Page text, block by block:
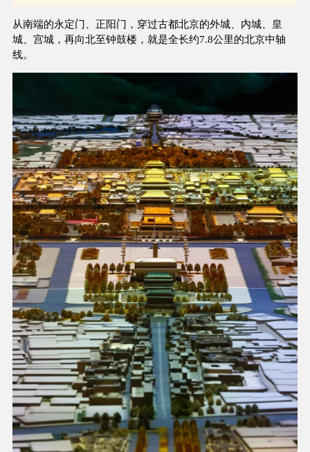
从南端的永定门、正阳门，穿过古都北京的外城、内城、皇
城、宫城，再向北至钟鼓楼，就是全长约7.8公里的北京中轴
线。